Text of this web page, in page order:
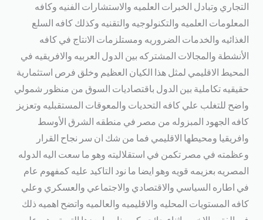
التجاري وتبادل الخبرات العلميه والاستشارات الفنيه وكافه
المعلومات العلميه والتكنولوجيه والتقنيه وكذلك كافه السلع
الغذائيه والخدمات الضروريه ومستلزمات الانتاج في كافه
الأنشطة والمجالات المشتركه بين الدول العربيه والافريقيه في
المحيط الاقليمي لمثل هذا الكيان العظيم وخلق فرص استثمارية
حقيقيه تكاملية بين الدول باقتصاديات السوق من منظور شمولي
واضح للتغلب علي كافه التحديات والمعوقات المستقبليه وتعزيز
كافه الجهود المبزوله من مصر في منطقه الشرق الأوسط
وافريقيا ومحيطها الاقليمي فما من شك ان سر نجاح القرار
وعظمته في مصر تكمن في استقلاليته وهو ما سعت اليه الدوله
المصريه بعزيمه قويه وهو ايضا ما نود التاكيد عليه كمفهوم عام
في اطاره السياسي والاقتصادي والاجتماعي والعسكري وعلي
كافه المستويات المحليه والاقليميه والعالميه واتضح اهميه ذلك